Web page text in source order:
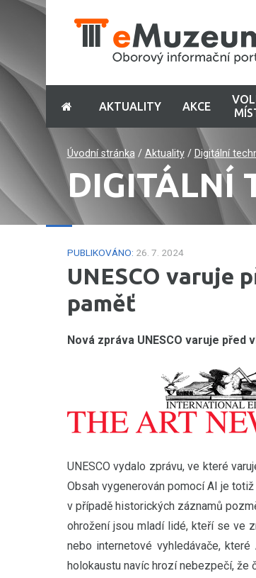
AKTUALITY AKCE
Úvodní stránka/ Aktuality/ Digitální
DIGITÁLNÍ
PUBLIKOVÁNO: 26. 7. 2024
UNESCO varuje
paměť
Nová zpráva UNESCO varuje
UNESCO vydalo zprávu, ve které
Obsah vygenerován pomocí AI je
v případě historických záznamů
ohrožení jsou mladí lidé, kteří se ve
nebo internetové vyhledávače,
holokaustu navíc hrozí nebezpečí, že